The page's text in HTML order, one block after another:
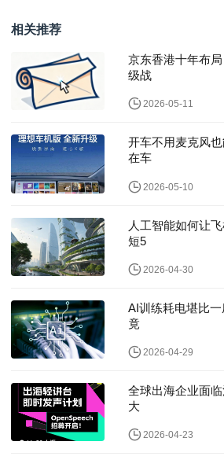
相关推荐
京东香港十年布
级战
2026-05-11
开车不用麦克风
在车
2026-05-10
人工智能如何让
短5
2026-04-30
AI训练耗电堪比
竟
2026-04-29
全球出海企业面
大
2026-04-23